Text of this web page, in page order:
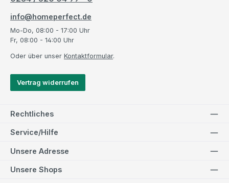
info@homeperfect.de
Mo-Do, 08:00 - 17:00 Uhr
Fr, 08:00 - 14:00 Uhr
Oder über unser Kontaktformular.
Vertrag widerrufen
Rechtliches
Service/Hilfe
Unsere Adresse
Unsere Shops